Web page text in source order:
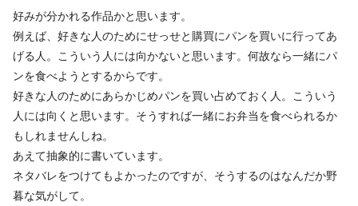
好みが分かれる作品かと思います。
例えば、好きな人のためにせっせと購買にパンを買いに行ってあ
げる人。こういう人には向かないと思います。何故なら一緒にパ
ンを食べようとするからです。
好きな人のためにあらかじめパンを買い占めておく人。こういう
人には向くと思います。そうすれば一緒にお弁当を食べられるか
もしれませんしね。
あえて抽象的に書いています。
ネタバレをつけてもよかったのですが、そうするのはなんだか野
暮な気がして。